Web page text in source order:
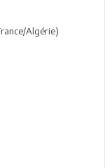
Algérie)